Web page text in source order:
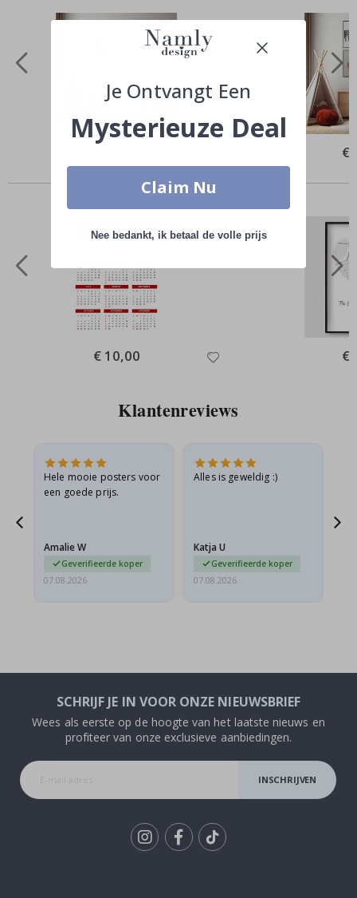
€
Anderen kochten ook
Special
Price
€ 10,00 €
Klantenreviews
Hele mooie posters voor
een goede prijs.
Amalie W
Geverifieerde koper
07.08.2026
Alles is geweldig :)
Katja U
Geverifieerde koper
07.08.2026
SCHRIJF JE IN VOOR ONZE NIEUWSBRIEF
Wees als eerste op de hoogte van het laatste nieuws en
profiteer van onze exclusieve aanbiedingen.
INSCHRIJVEN
Je Ontvangt Een
Mysterieuze Deal
Claim Nu
Nee bedankt, ik betaal de volle prijs